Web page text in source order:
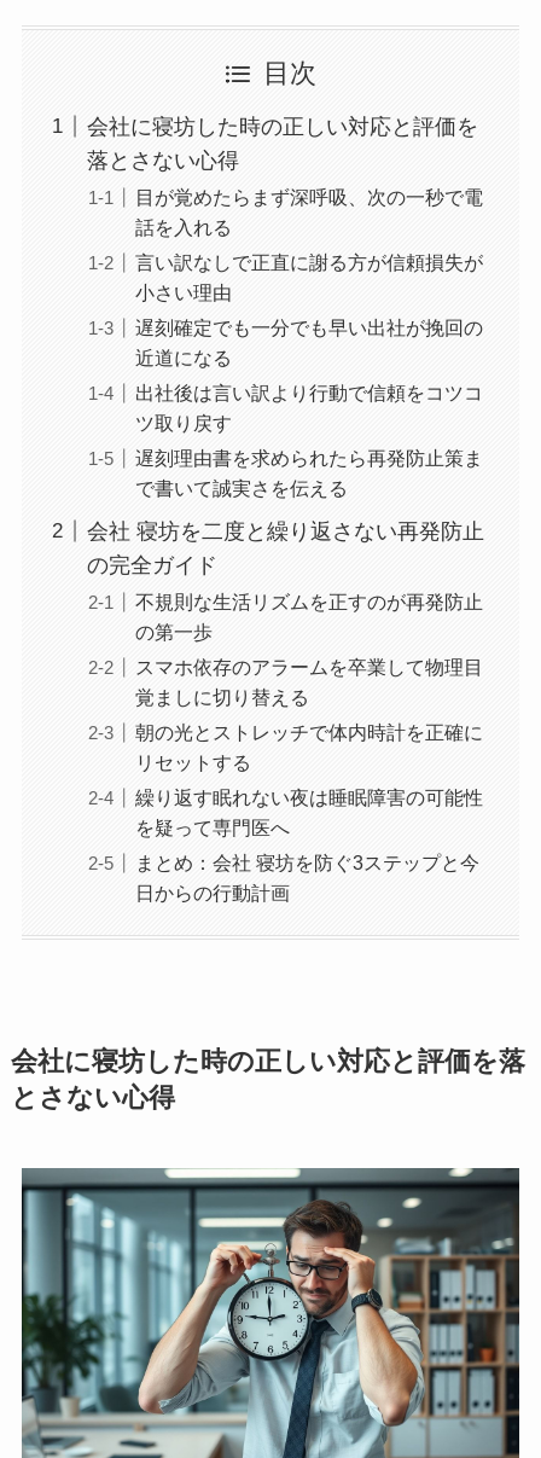
目次
会社に寝坊した時の正しい対応と評価を
落とさない心得
目が覚めたらまず深呼吸、次の一秒で電
話を入れる
言い訳なしで正直に謝る方が信頼損失が
小さい理由
遅刻確定でも一分でも早い出社が挽回の
近道になる
出社後は言い訳より行動で信頼をコツコ
ツ取り戻す
遅刻理由書を求められたら再発防止策ま
で書いて誠実さを伝える
会社 寝坊を二度と繰り返さない再発防止
の完全ガイド
不規則な生活リズムを正すのが再発防止
の第一歩
スマホ依存のアラームを卒業して物理目
覚ましに切り替える
朝の光とストレッチで体内時計を正確に
リセットする
繰り返す眠れない夜は睡眠障害の可能性
を疑って専門医へ
まとめ：会社 寝坊を防ぐ3ステップと今
日からの行動計画
会社に寝坊した時の正しい対応と評価を落
とさない心得